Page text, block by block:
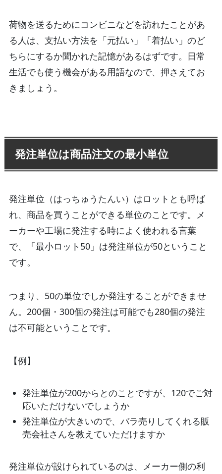
荷物を送るためにコンビニなどを訪れたことがあ
る人は、支払い方法を「元払い」「着払い」のど
ちらにするか聞かれた記憶があるはずです。日常
生活でも使う機会がある用語なので、押さえてお
きましょう。
発注単位は商品注文の最小単位
発注単位（はっちゅうたんい）はロットとも呼ば
れ、商品を買うことができる単位のことです。メ
ーカーや工場に発注する時によく使われる言葉
で、「最小ロット50」は発注単位が50ということ
です。
つまり、50の単位でしか発注することができませ
ん。200個・300個の発注は可能でも280個の発注
は不可能ということです。
【例】
発注単位が200からとのことですが、120でご対
応いただけないでしょうか
発注単位が大きいので、バラ売りしてくれる販
売会社さんを教えていただけますか
発注単位が設けられているのは、メーカー側の利